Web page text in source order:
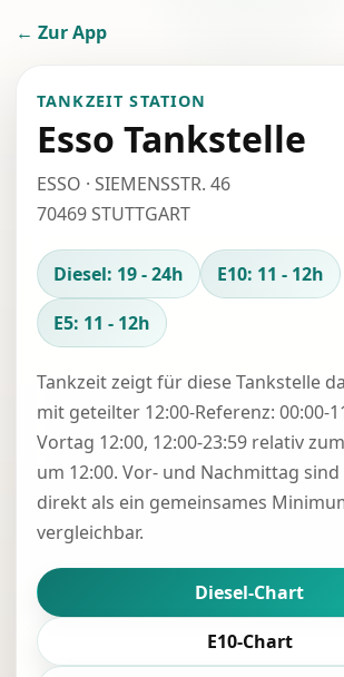
← Zur App
TANKZEIT STATION
Esso Tankstelle
ESSO · SIEMENSSTR. 46
70469 STUTTGART
Diesel: 19 - 24h
E10: 11 - 12h
E5: 11 - 12h
Tankzeit zeigt für diese Tankstelle
mit geteilter 12:00-Referenz: 00:00-
Vortag 12:00, 12:00-23:59 relativ
um 12:00. Vor- und Nachmittag
direkt als ein gemeinsames
vergleichbar.
Diesel-Chart
E10-Chart